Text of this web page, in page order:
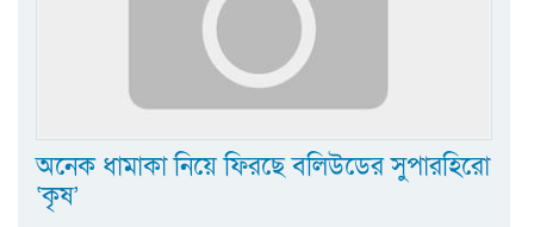
অনেক ধামাকা নিয়ে ফিরছে বলিউডের সুপারহিরো
‘কৃষ’